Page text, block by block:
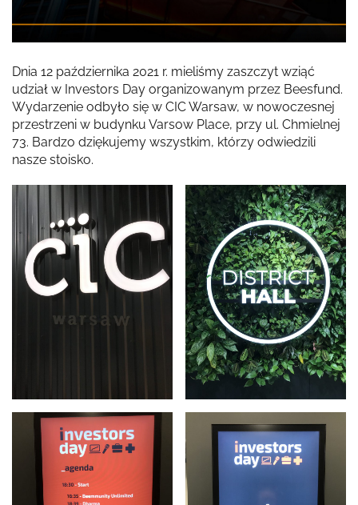
Dnia 12 października 2021 r. mieliśmy zaszczyt wziąć
udział w Investors Day organizowanym przez Beesfund.
Wydarzenie odbyło się w CIC Warsaw, w nowoczesnej
przestrzeni w budynku Varsow Place, przy ul. Chmielnej
73. Bardzo dziękujemy wszystkim, którzy odwiedzili
nasze stoisko.